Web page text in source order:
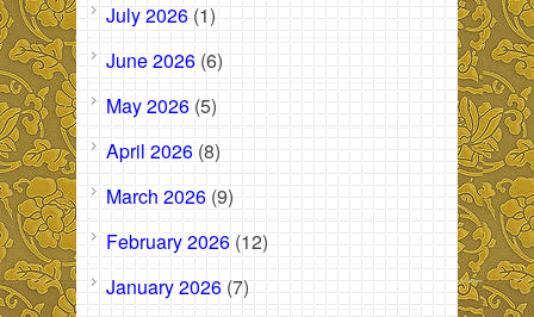
July 2026 (1)
June 2026 (6)
May 2026 (5)
April 2026 (8)
March 2026 (9)
February 2026 (12)
January 2026 (7)